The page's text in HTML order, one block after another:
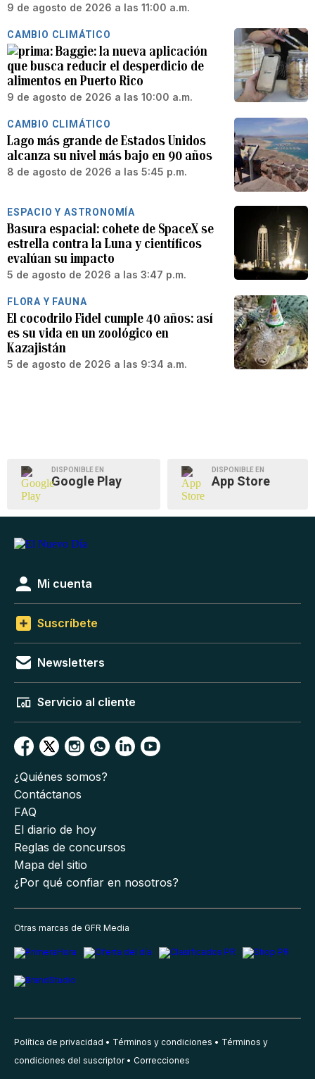
9 de agosto de 2026 a las 11:00 a.m.
CAMBIO CLIMÁTICO
Baggie: la nueva aplicación
que busca reducir el desperdicio de
alimentos en Puerto Rico
9 de agosto de 2026 a las 10:00 a.m.
CAMBIO CLIMÁTICO
Lago más grande de Estados Unidos
alcanza su nivel más bajo en 90 años
8 de agosto de 2026 a las 5:45 p.m.
ESPACIO Y ASTRONOMÍA
Basura espacial: cohete de SpaceX se
estrella contra la Luna y científicos
evalúan su impacto
5 de agosto de 2026 a las 3:47 p.m.
FLORA Y FAUNA
El cocodrilo Fidel cumple 40 años: así
es su vida en un zoológico en
Kazajistán
5 de agosto de 2026 a las 9:34 a.m.
DISPONIBLE EN
Google Play
DISPONIBLE EN
App Store
Mi cuenta
Suscríbete
Newsletters
Servicio al cliente
¿Quiénes somos?
Contáctanos
FAQ
El diario de hoy
Reglas de concursos
Mapa del sitio
¿Por qué confiar en nosotros?
Otras marcas de GFR Media
Política de privacidad Términos y condiciones
Términos y
condiciones del suscriptor
Correcciones